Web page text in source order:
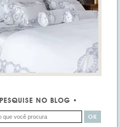
PESQUISE NO BLOG